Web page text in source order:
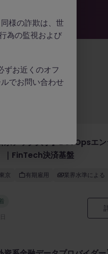
系テック大手】DevOpsエ
｜FinTech決済基盤
東京 有期雇用 業界水準による
様の詐欺は、世
為の監視および
お近くのオフ
でお問い合わせ